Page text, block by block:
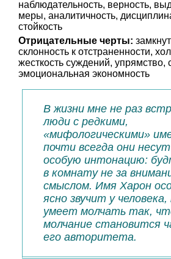
наблюдательность, верность,
меры, аналитичность,
стойкость
Отрицательные черты:
склонность к отстраненности,
жесткость суждений, упрямство,
эмоциональная экономность
В жизни мне не раз
люди с редкими,
«мифологическими»
почти всегда они
особую интонацию:
в комнату не за
смыслом. Имя Харон
ясно звучит у
умеет молчать так,
молчание становится
его авторитета.